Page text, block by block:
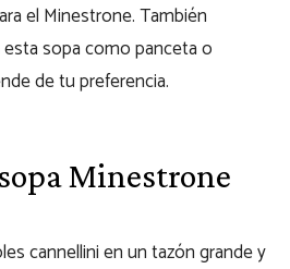
el Minestrone. También
sopa como panceta o
de tu preferencia.
Minestrone
cannellini en un tazón grande y